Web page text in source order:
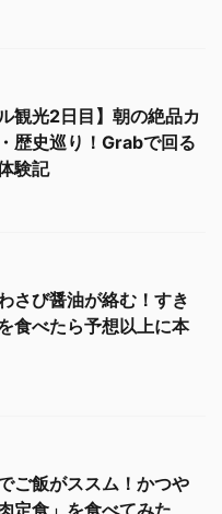
観光2日目】朝の絶品カ
歴史巡り！Grabで回る
験記
さび醤油が絡む！すき
食べたら予想以上に本
ご飯がススム！かつや
定食」を食べてみた